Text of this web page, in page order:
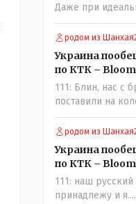
Даже при
процента от
плохие
защита от
курсами
математики.
отказываются и
прививал.Лично
благодарен.
на сокращение
благодарности.
загубили
родом из
Украина
по КТК –
111: Блин, нас с
поставили на
родом из
Украина
по КТК –
111: наш
принадлежу и